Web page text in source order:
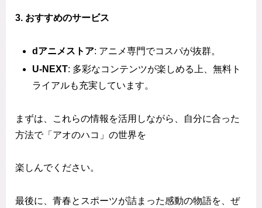
3. おすすめのサービス
dアニメストア: アニメ専門でコスパが抜群。
U-NEXT: 多彩なコンテンツが楽しめる上、無料ト
ライアルも充実しています。
まずは、これらの情報を活用しながら、自分に合った
方法で「アオのハコ」の世界を
楽しんでください。
最後に、青春とスポーツが詰まった感動の物語を、ぜ